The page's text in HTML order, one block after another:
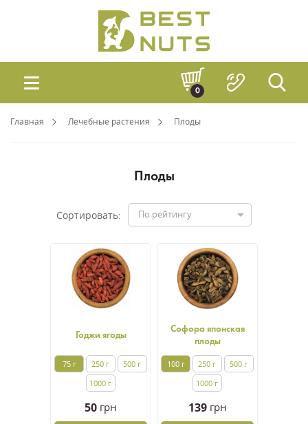
0
Главная Лечебные растения Плоды
Плоды
Сортировать: По рейтингу
Годжи ягоды
75 г 250 г
500 г
1000 г
50 грн
Софора японская
плоды
100 г 250 г
500 г
1000 г
139 грн